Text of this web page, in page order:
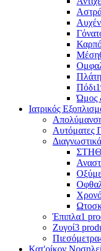
Μέση
Πλάτη
Πόδι
Ώμος
Ιατρικός
Αυτόματες
Διαγνωστικά
Έπιπλα1
Ζυγοί3
Πιεσόμετρα
Κατ'οίκον